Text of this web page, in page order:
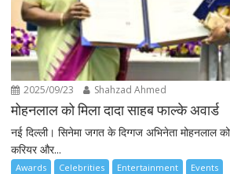
2025/09/23 Shahzad Ahmed
मोहनलाल को मिला दादा साहब फाल्के अवार्ड
नई दिल्ली। सिनेमा जगत के दिग्गज अभिनेता मोहनलाल
करियर और...
Awards Celebrities Entertainment
Events